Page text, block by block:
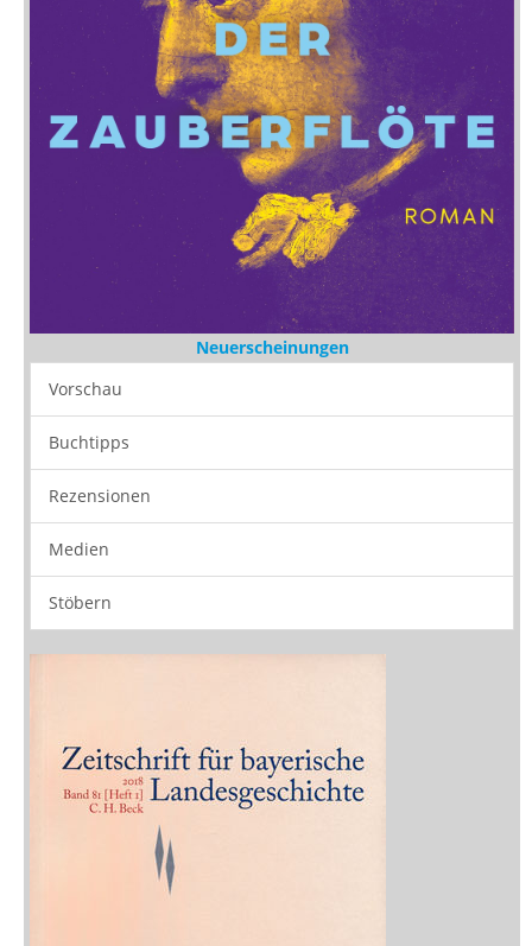
Neuerscheinungen
Vorschau
Buchtipps
Rezensionen
Medien
Stöbern